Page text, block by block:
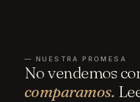
— NUESTRA PROMESA
No vendemos
comparamos.